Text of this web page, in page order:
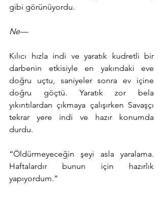
gibi görünüyordu.
Ne—
Kılıcı hızla indi ve yaratık kudretli bir
darbenin etkisiyle en yakındaki eve
doğru uçtu, saniyeler sonra ev içine
doğru göçtü. Yaratık zor bela
yıkıntılardan çıkmaya çalışırken Savaşçı
tekrar yere indi ve hazır konumda
durdu.
“Öldürmeyeceğin şeyi asla yaralama.
Haftalardır bunun için hazırlık
yapıyordum.”